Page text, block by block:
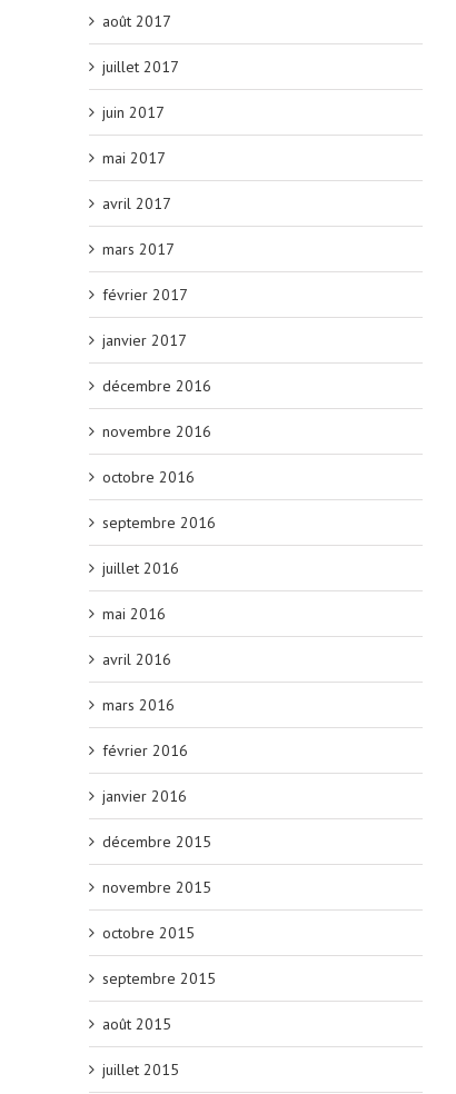
août 2017
juillet 2017
juin 2017
mai 2017
avril 2017
mars 2017
février 2017
janvier 2017
décembre 2016
novembre 2016
octobre 2016
septembre 2016
juillet 2016
mai 2016
avril 2016
mars 2016
février 2016
janvier 2016
décembre 2015
novembre 2015
octobre 2015
septembre 2015
août 2015
juillet 2015